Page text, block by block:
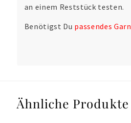
an einem Reststück testen.
Benötigst Du passendes Garn
Ähnliche Produkte